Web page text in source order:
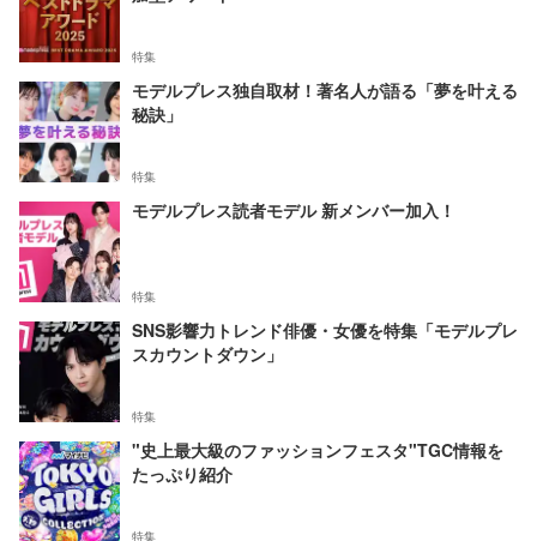
特集
モデルプレス独自取材！著名人が語る「夢を叶える
秘訣」
特集
モデルプレス読者モデル 新メンバー加入！
特集
SNS影響力トレンド俳優・女優を特集「モデルプレ
スカウントダウン」
特集
"史上最大級のファッションフェスタ"TGC情報を
たっぷり紹介
特集